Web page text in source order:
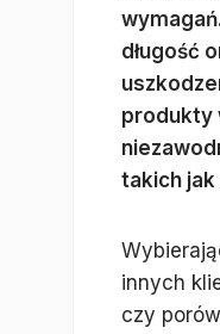
długość
produkty
takich
innych
czy